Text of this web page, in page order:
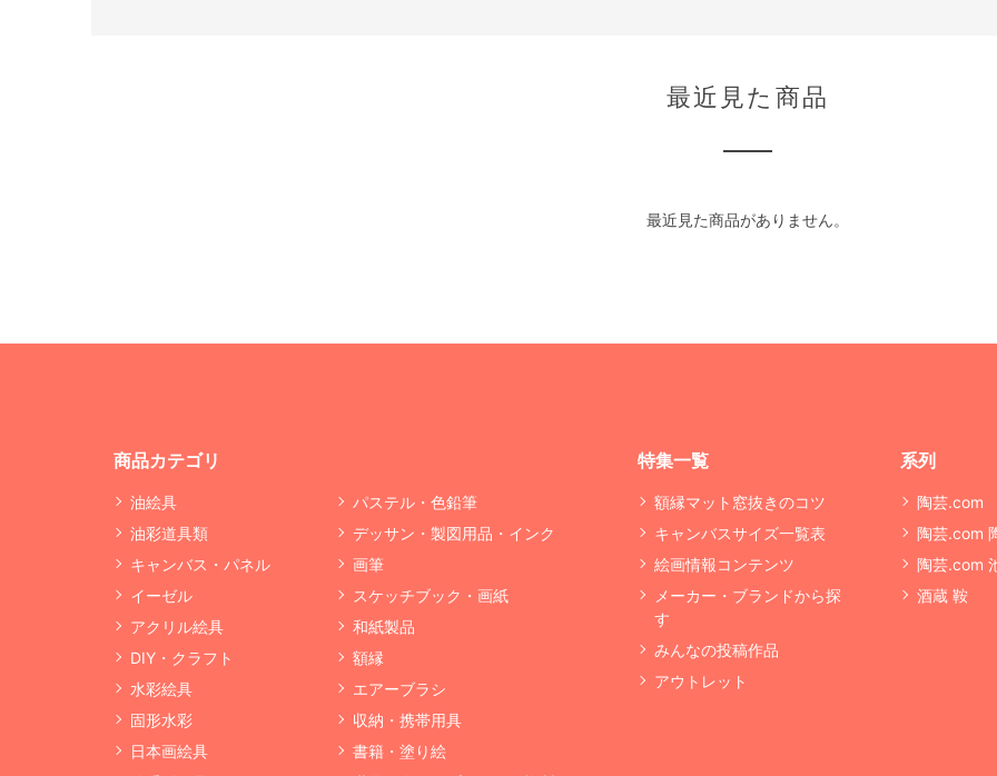
最近見た商品
最近見た商品がありません。
商品カテゴリ
油絵具
油彩道具類
キャンバス・パネル
イーゼル
アクリル絵具
DIY・クラフト
水彩絵具
固形水彩
日本画絵具
パステル・色鉛筆
デッサン・製図用品・インク
画筆
スケッチブック・画紙
和紙製品
額縁
エアーブラシ
収納・携帯用具
書籍・塗り絵
特集一覧
額縁マット窓抜きのコツ
キャンバスサイズ一覧表
絵画情報コンテンツ
メーカー・ブランドから探
す
みんなの投稿作品
アウトレット
系列
陶芸.com
陶芸.com
陶芸.com
酒蔵 鞍